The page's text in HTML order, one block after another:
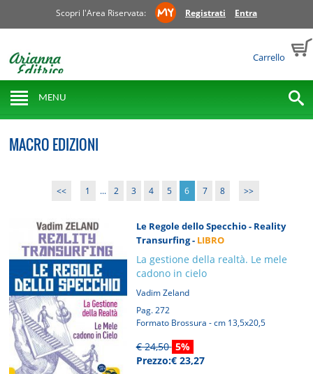
Scopri l'Area Riservata: Registrati Entra
Carrello
MENU
MACRO EDIZIONI
<< 1 ... 2 3 4 5 6 7 8 >>
Le Regole dello Specchio - Reality
Transurfing - LIBRO
La gestione della realtà. Le mele
cadono in cielo
Vadim Zeland
Pag. 272
Formato Brossura - cm 13,5x20,5
€ 24,50 5%
Prezzo:€ 23,27